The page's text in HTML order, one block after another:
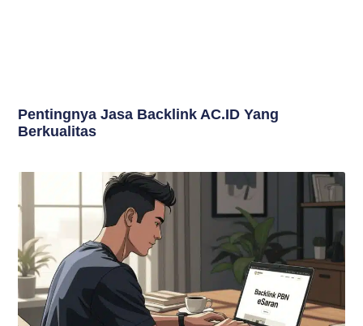
Pentingnya Jasa Backlink AC.ID Yang
Berkualitas